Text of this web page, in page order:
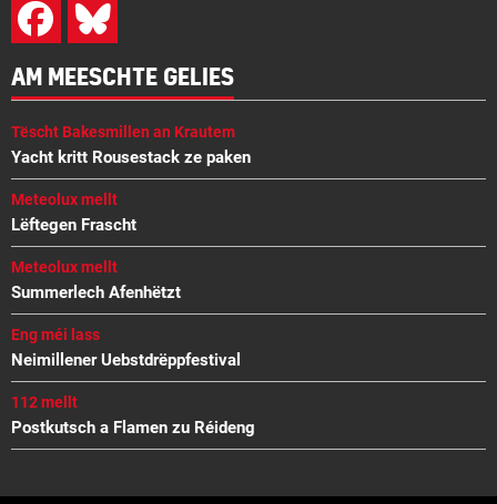
AM MEESCHTE GELIES
Tëscht Bakesmillen an Krautem
Yacht kritt Rousestack ze paken
Meteolux mellt
Lëftegen Frascht
Meteolux mellt
Summerlech Afenhëtzt
Eng méi lass
Neimillener Uebstdrëppfestival
112 mellt
Postkutsch a Flamen zu Réideng